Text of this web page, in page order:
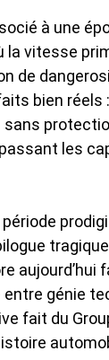
à une
la vitesse
de
bien réels
les
aujourd’hui
génie
fait du